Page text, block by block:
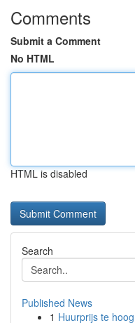
Comments
Submit a Comment
No HTML
HTML is disabled
Search
Published News
1 Huurprijs te